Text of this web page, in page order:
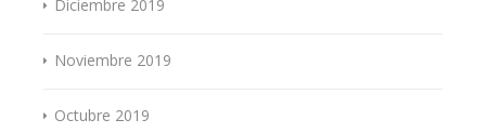
Diciembre 2019
Noviembre 2019
Octubre 2019